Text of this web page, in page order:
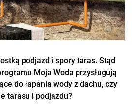
podjazd i spory taras. Stąd
Moja Woda przysługują
do łapania wody z dachu, czy
tarasu i podjazdu?